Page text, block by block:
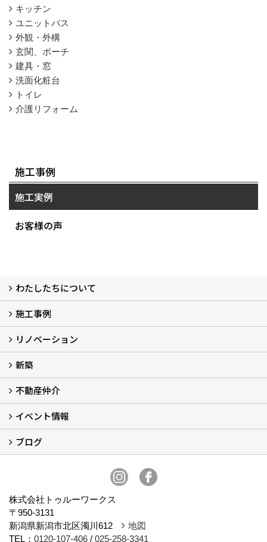
キッチン
ユニットバス
外観・外構
玄関、ポーチ
建具・窓
洗面化粧台
トイレ
介護リフォーム
施工事例
施工実例
お客様の声
わたしたちについて
わたしたちについて…
会社概要
スタッフ紹介
アフターサポート
自社大工のつくる家
ショールーム
施工事例
施工実例
お客様の声
リノベーション
再生良家の家づくり (2)
戸建住宅リノベーション
リフォーム
住まいの補助金2026 (7)
新築
LaLaCASAの家
家づくりの流れ
新築モデルハウスモニター募集
不動産仲介
不動産仲介
中古物件リノベーションの流れ
不動産情報
イベント情報
イベント予告
イベント報告
ブログ
株式会社トゥルーワークス
〒950-3131
新潟県新潟市北区濁川612
地図
TEL： 0120-107-406 / 025-258-3341